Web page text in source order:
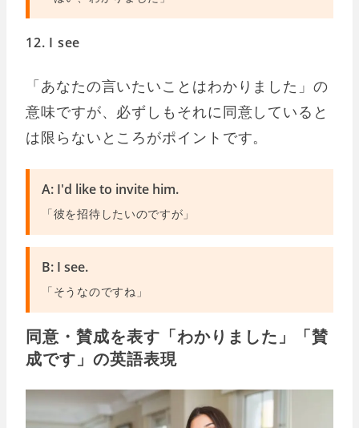
12. I see
「あなたの言いたいことはわかりました」の
意味ですが、必ずしもそれに同意していると
は限らないところがポイントです。
A: I'd like to invite him.
「彼を招待したいのですが」
B: I see.
「そうなのですね」
同意・賛成を表す「わかりました」「賛
成です」の英語表現